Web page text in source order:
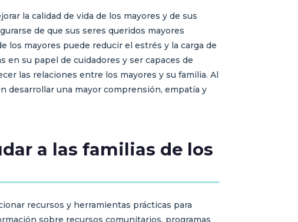
la calidad de vida de los mayores y de sus
de que sus seres queridos mayores
los mayores puede reducir el estrés y la carga de
en su papel de cuidadores y ser capaces de
las relaciones entre los mayores y su familia. Al
desarrollar una mayor comprensión, empatía y
a las familias de los
recursos y herramientas prácticas para
sobre recursos comunitarios, programas